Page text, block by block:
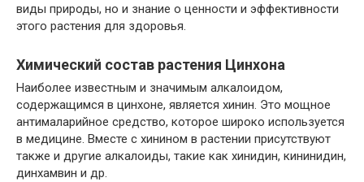
виды природы, но и знание о ценности и эффективности
этого растения для здоровья.
Химический состав растения Цинхона
Наиболее известным и значимым алкалоидом,
содержащимся в цинхоне, является хинин. Это мощное
антималарийное средство, которое широко используется
в медицине. Вместе с хинином в растении присутствуют
также и другие алкалоиды, такие как хинидин, кининидин,
динхамвин и др.